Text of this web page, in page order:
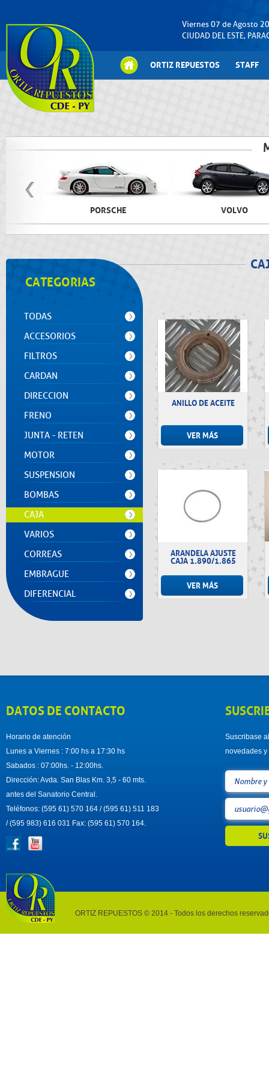
Viernes 07 de Agosto
CIUDAD DEL ESTE,
ORTIZ REPUESTOS STAFF
PORSCHE VOLVO
CATEGORIAS
TODAS
ACCESORIOS
FILTROS
CARDAN
DIRECCION
FRENO
JUNTA - RETEN
MOTOR
SUSPENSION
BOMBAS
CAJA
VARIOS
CORREAS
EMBRAGUE
DIFERENCIAL
ANILLO DE ACEITE
VER MÁS
ARANDELA AJUSTE
CAJA 1.890/1.865
VER MÁS
DATOS DE CONTACTO
Horario de atención
Lunes a Viernes : 7:00 hs a 17:30 hs
Sabados : 07:00hs. - 12:00hs.
Dirección: Avda. San Blas Km. 3,5 - 60 mts.
antes del Sanatorio Central.
Teléfonos: (595 61) 570 164 / (595 61) 511 183
/ (595 983) 616 031 Fax: (595 61) 570 164.
Suscribase
novedades
ORTIZ REPUESTOS © 2014 - Todos los derechos